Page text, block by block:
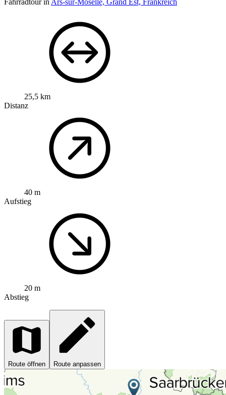
Fahrradtour in Ars-sur-Moselle, Grand Est, Frankreich
25,5 km
Distanz
40 m
Aufstieg
20 m
Abstieg
Route öffnen Route anpassen